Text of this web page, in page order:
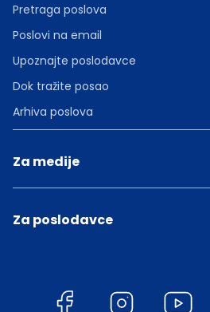
Pretraga poslova
Poslovi na email
Upoznajte poslodavce
Dok tražite posao
Arhiva poslova
Za medije
Za poslodavce